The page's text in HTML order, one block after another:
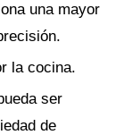
una mayor
la cocina.
ser
de